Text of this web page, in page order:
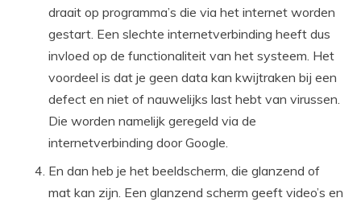
draait op programma’s die via het internet worden
gestart. Een slechte internetverbinding heeft dus
invloed op de functionaliteit van het systeem. Het
voordeel is dat je geen data kan kwijtraken bij een
defect en niet of nauwelijks last hebt van virussen.
Die worden namelijk geregeld via de
internetverbinding door Google.
En dan heb je het beeldscherm, die glanzend of
mat kan zijn. Een glanzend scherm geeft video’s en